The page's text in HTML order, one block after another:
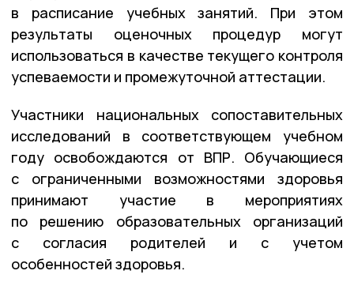
в расписание учебных занятий. При этом
результаты оценочных процедур могут
использоваться в качестве текущего контроля
успеваемости и промежуточной аттестации.
Участники национальных сопоставительных
исследований в соответствующем учебном
году освобождаются от ВПР. Обучающиеся
с ограниченными возможностями здоровья
принимают участие в мероприятиях
по решению образовательных организаций
с согласия родителей и с учетом
особенностей здоровья.